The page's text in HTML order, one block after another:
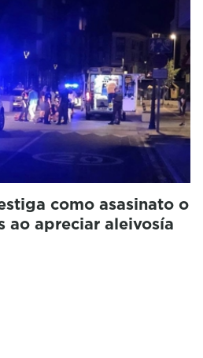
como asasinato o
ao apreciar aleivosía